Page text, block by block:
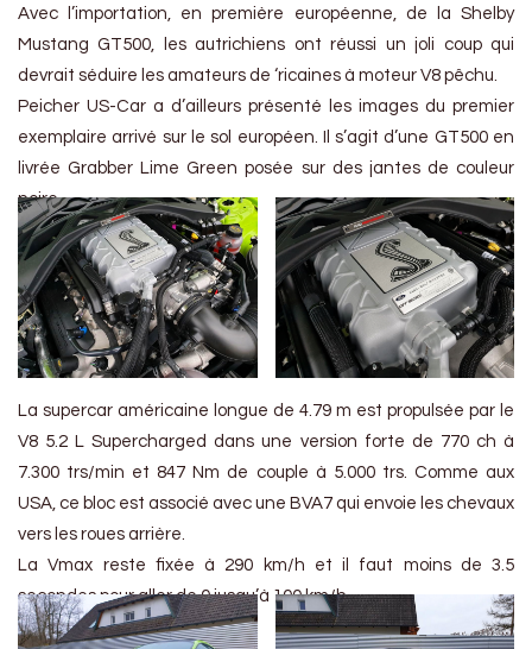
Avec l’importation, en première européenne, de la Shelby
Mustang GT500, les autrichiens ont réussi un joli coup qui
devrait séduire les amateurs de ‘ricaines à moteur V8 pêchu.
Peicher US-Car a d’ailleurs présenté les images du premier
exemplaire arrivé sur le sol européen. Il s’agit d’une GT500 en
livrée Grabber Lime Green posée sur des jantes de couleur
noire.
La supercar américaine longue de 4.79 m est propulsée par le
V8 5.2 L Supercharged dans une version forte de 770 ch à
7.300 trs/min et 847 Nm de couple à 5.000 trs. Comme aux
USA, ce bloc est associé avec une BVA7 qui envoie les chevaux
vers les roues arrière.
La Vmax reste fixée à 290 km/h et il faut moins de 3.5
secondes pour aller de 0 jusqu’à 100 km/h.